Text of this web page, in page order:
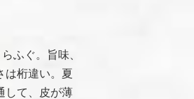
ふぐ。旨味、
は桁違い。夏
して、皮が薄